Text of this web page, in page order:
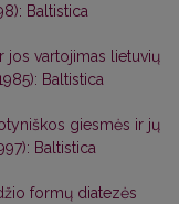
Baltistica
jos vartojimas lietuvių
Baltistica
giesmės ir jų
Baltistica
formų diatezės